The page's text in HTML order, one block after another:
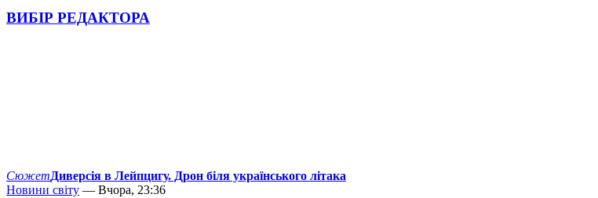
ВИБІР РЕДАКТОРА
СюжетДиверсія в Лейпцигу. Дрон біля українського літака
Новини світу — Вчора, 23:36